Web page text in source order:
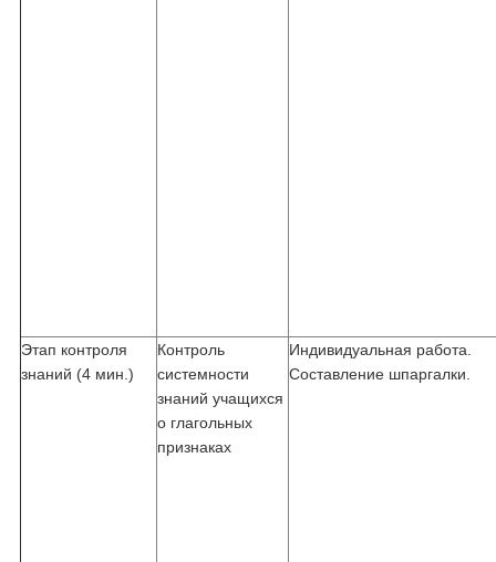
Этап контроля
знаний (4 мин.)
Контроль
системности
знаний учащихся
о глагольных
признаках
Индивидуальная работа.
Составление шпаргалки.